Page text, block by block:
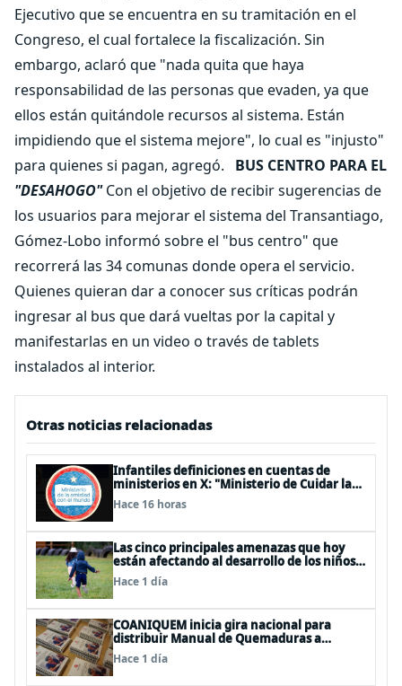
Ejecutivo que se encuentra en su tramitación en el
Congreso, el cual fortalece la fiscalización. Sin
embargo, aclaró que "nada quita que haya
responsabilidad de las personas que evaden, ya que
ellos están quitándole recursos al sistema. Están
impidiendo que el sistema mejore", lo cual es "injusto"
para quienes si pagan, agregó. BUS CENTRO PARA EL
"DESAHOGO"Con el objetivo de recibir sugerencias de
los usuarios para mejorar el sistema del Transantiago,
Gómez-Lobo informó sobre el "bus centro" que
recorrerá las 34 comunas donde opera el servicio.
Quienes quieran dar a conocer sus críticas podrán
ingresar al bus que dará vueltas por la capital y
manifestarlas en un video o través de tablets
instalados al interior.
Otras noticias relacionadas
Infantiles definiciones en cuentas de
ministerios en X: "Ministerio de Cuidar la
Plata", "Ministerio de la amistad..."
Hace 16 horas
Las cinco principales amenazas que hoy
están afectando al desarrollo de los niños
en Chile
Hace 1 día
COANIQUEM inicia gira nacional para
distribuir Manual de Quemaduras a
profesionales de la salud
Hace 1 día